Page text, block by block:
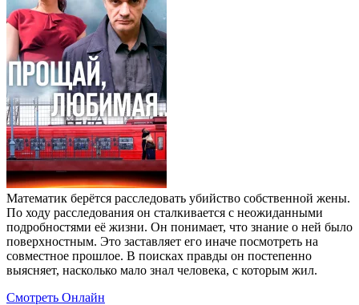
Математик берётся расследовать убийство собственной жены.
По ходу расследования он сталкивается с неожиданными
подробностями её жизни. Он понимает, что знание о ней было
поверхностным. Это заставляет его иначе посмотреть на
совместное прошлое. В поисках правды он постепенно
выясняет, насколько мало знал человека, с которым жил.
Смотреть Онлайн